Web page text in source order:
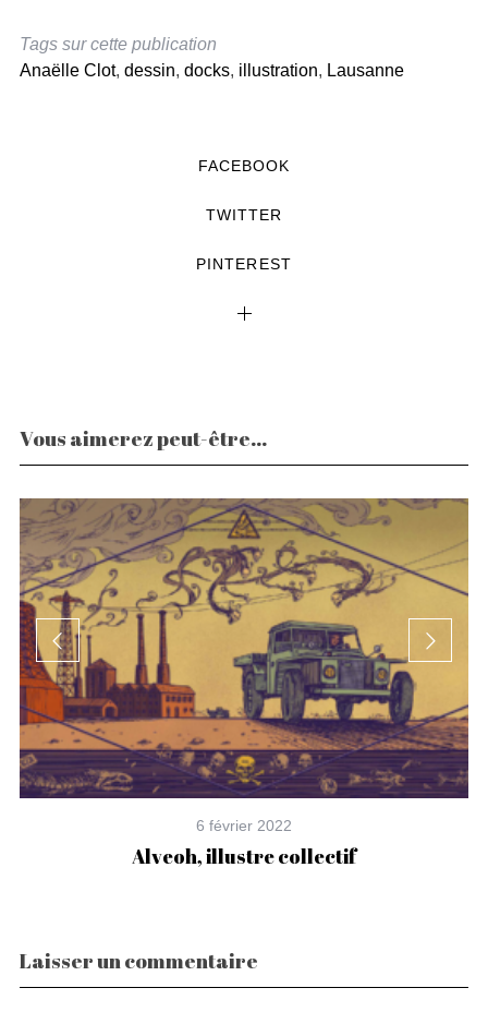
Tags sur cette publication
Anaëlle Clot, dessin, docks, illustration, Lausanne
FACEBOOK
TWITTER
PINTEREST
Vous aimerez peut-être...
6 février 2022
Alveoh, illustre collectif
Laisser un commentaire